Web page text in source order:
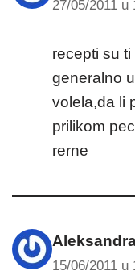
27/05/2011 u
recepti su
generalno
volela,da li
prilikom
rerne
15/06/2011 u